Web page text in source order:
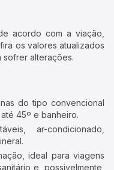
acordo com a viação,
os valores atualizados
sofrer alterações.
do tipo convencional
45º e banheiro.
ar-condicionado,
ideal para viagens
e, possivelmente,